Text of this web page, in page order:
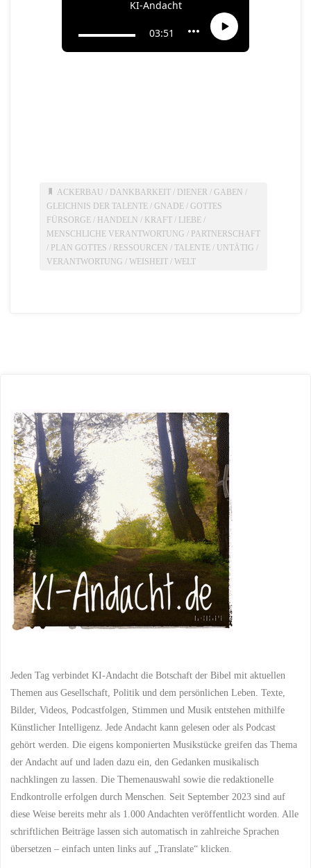
ACKERBAU / DANKBARKEIT/ DIENER / GABEN /
GLEICHNIS DER TALENTE /GNADE /GOTTES
FÜRSORGE / HANDELN / KRAFT / LIEBE /
MENSCHLICHE VERANTWORTUNG / PARTNERSCHAFT
/ PLAN GOTTES / RESSOURCEN /TALENTE / UNTÄTIG /
VERANTWORTUNG /WEISHEIT /WELT
Jeden Tag verbindet KI-Andacht die Botschaft der Bibel mit aktuellen
Themen aus Gesellschaft, Politik und dem persönlichen Leben. Texte,
Bilder, Videos, Podcastfolgen, Stimmen und Musik entstehen mithilfe
Künstlicher Intelligenz. Jede Andacht kann gelesen oder als Podcast
gehört werden. Die eigens komponierten Musikstücke greifen das Thema
der Andacht auf und laden dazu ein, den Gedanken musikalisch
nachklingen zu lassen. Die Themenauswahl sowie die redaktionelle
Endkontrolle erfolgen durch Menschen. Seit September 2023 sind auf
diese Weise bereits mehr als 1.000 Andachten veröffentlicht worden. Alle
schriftlichen Beiträge lassen sich automatisch in zahlreiche Sprachen
übersetzen – einfach unten links auf „Translate“ klicken.